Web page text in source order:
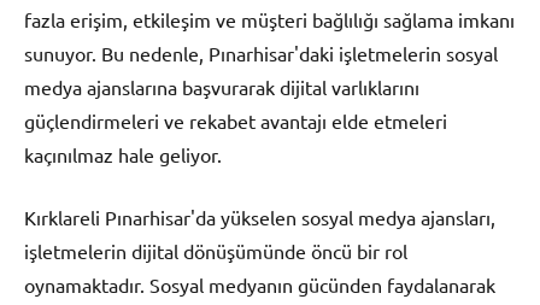
fazla erişim, etkileşim ve müşteri bağlılığı sağlama imkanı
sunuyor. Bu nedenle, Pınarhisar'daki işletmelerin sosyal
medya ajanslarına başvurarak dijital varlıklarını
güçlendirmeleri ve rekabet avantajı elde etmeleri
kaçınılmaz hale geliyor.
Kırklareli Pınarhisar'da yükselen sosyal medya ajansları,
işletmelerin dijital dönüşümünde öncü bir rol
oynamaktadır. Sosyal medyanın gücünden faydalanarak